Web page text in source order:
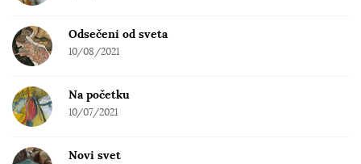
Odsečeni od sveta
10/08/2021
Na početku
10/07/2021
Novi svet